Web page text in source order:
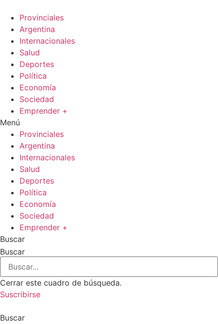
contenido
Provinciales
Argentina
Internacionales
Salud
Deportes
Política
Economía
Sociedad
Emprender +
Menú
Provinciales
Argentina
Internacionales
Salud
Deportes
Política
Economía
Sociedad
Emprender +
Buscar
Buscar
Cerrar este cuadro de búsqueda.
Suscribirse
Buscar